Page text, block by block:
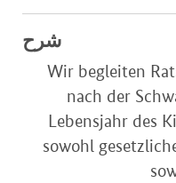
شرح
Wir begleiten
nach der
Lebensjahr des
sowohl